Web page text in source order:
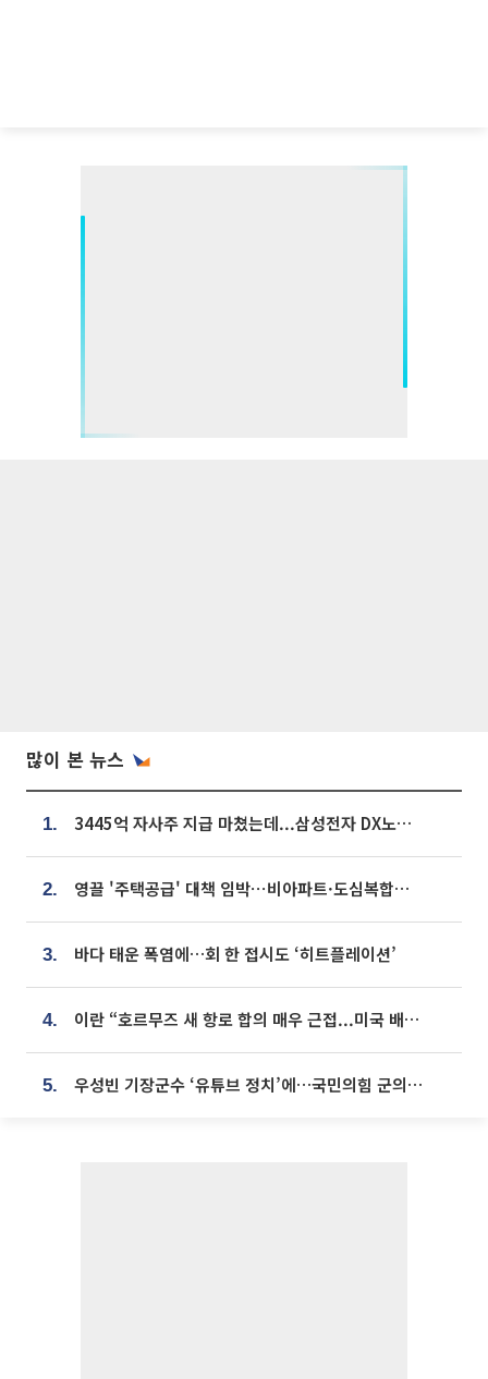
많이 본 뉴스
1. 3445억 자사주 지급 마쳤는데...삼성전자 DX노조, 뒤늦은 '떼쓰기 집회'
2. 영끌 '주택공급' 대책 임박⋯비아파트·도심복합까지 총동원
3. 바다 태운 폭염에…회 한 접시도 ‘히트플레이션’
4. 이란 “호르무즈 새 항로 합의 매우 근접...미국 배상 먼저”
5. 우성빈 기장군수 ‘유튜브 정치’에…국민의힘 군의원들 집단 반발